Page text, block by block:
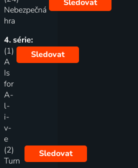
Nebezpečná
hra
Sledovat
4. série:
(1)
A
Is
for
A-
l-
i-
v-
e
Sledovat
(2)
Turn
Sledovat